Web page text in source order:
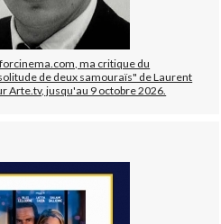
ma critique du
de deux samouraïs" de Laurent
Arte.tv, jusqu'au 9 octobre 2026.